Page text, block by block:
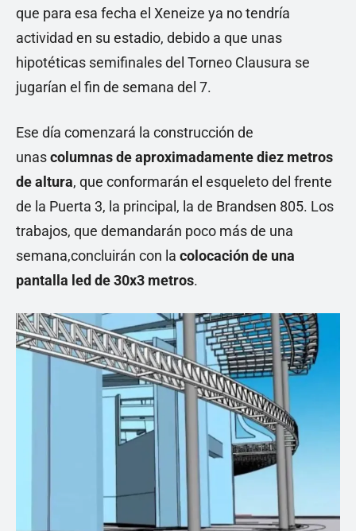
que para esa fecha el Xeneize ya no tendría
actividad en su estadio, debido a que unas
hipotéticas semifinales del Torneo Clausura se
jugarían el fin de semana del 7.
Ese día comenzará la construcción de
unascolumnas de aproximadamente diez metros
de altura, que conformarán el esqueleto del frente
de la Puerta 3, la principal, la de Brandsen 805. Los
trabajos, que demandarán poco más de una
semana,concluirán con la colocación de una
pantalla led de 30x3 metros.